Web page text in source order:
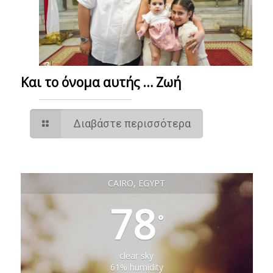
Και το όνομα αυτής … Ζωή
Διαβάστε περισσότερα
CAIRO, EGYPT
78°
clear sky
61% humidity